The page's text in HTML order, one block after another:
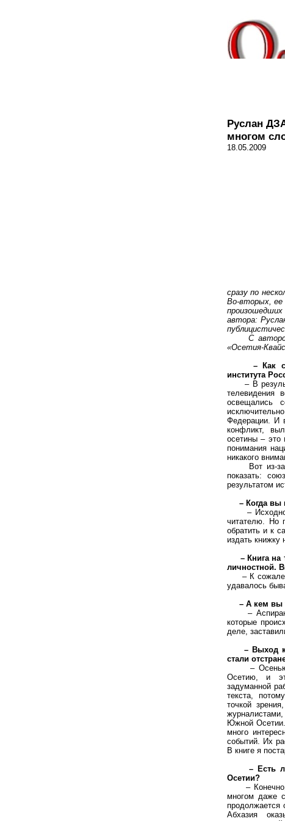
Руслан
многом
18.05.2009
сразу по
Во-вторых, ее
автора:
С автором
«Осетия-
– Как
института
– В
телевидения
освещались
Федерации. И
конфликт,
осетины – это
понимания
никакого
Вот из-за
показать:
результатом
– Когда вы
– Исходно
читателю. Но
обратить и к
издать книжку
– Книга на
личностной.
– К
удавалось
– А кем вы
–
которые
деле,
– Выход
стали
– Осенью,
Осетию, и
задуманной
текста,
точкой
Южной
много
событий. Их
В книге я
– Есть
Осетии?
– Конечно,
многом даже
продолжается
Абхазия